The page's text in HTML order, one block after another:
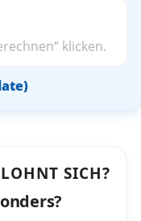
klicken.
SICH?